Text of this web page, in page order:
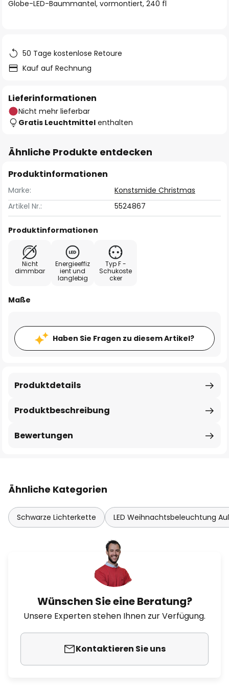
Globe-LED-Baummantel, vormontiert, 240 fl
50 Tage kostenlose Retoure
Kauf auf Rechnung
Lieferinformationen
Nicht mehr lieferbar
Gratis Leuchtmittel enthalten
Ähnliche Produkte entdecken
Produktinformationen
Marke:
Konstsmide Christmas
Artikel Nr.:
5524867
Produktinformationen
Nicht
dimmbar
Energieeffiz
ient und
langlebig
Typ F -
Schukoste
cker
Maße
Haben Sie Fragen zu diesem Artikel?
Produktbeschreibung
Produktdetails
Bewertungen
Ähnliche Kategorien
Schwarze Lichterkette LED Weihnachtsbeleuchtung
Wünschen Sie eine Beratung?
Unsere Experten stehen Ihnen zur Verfügung.
Kontaktieren Sie uns